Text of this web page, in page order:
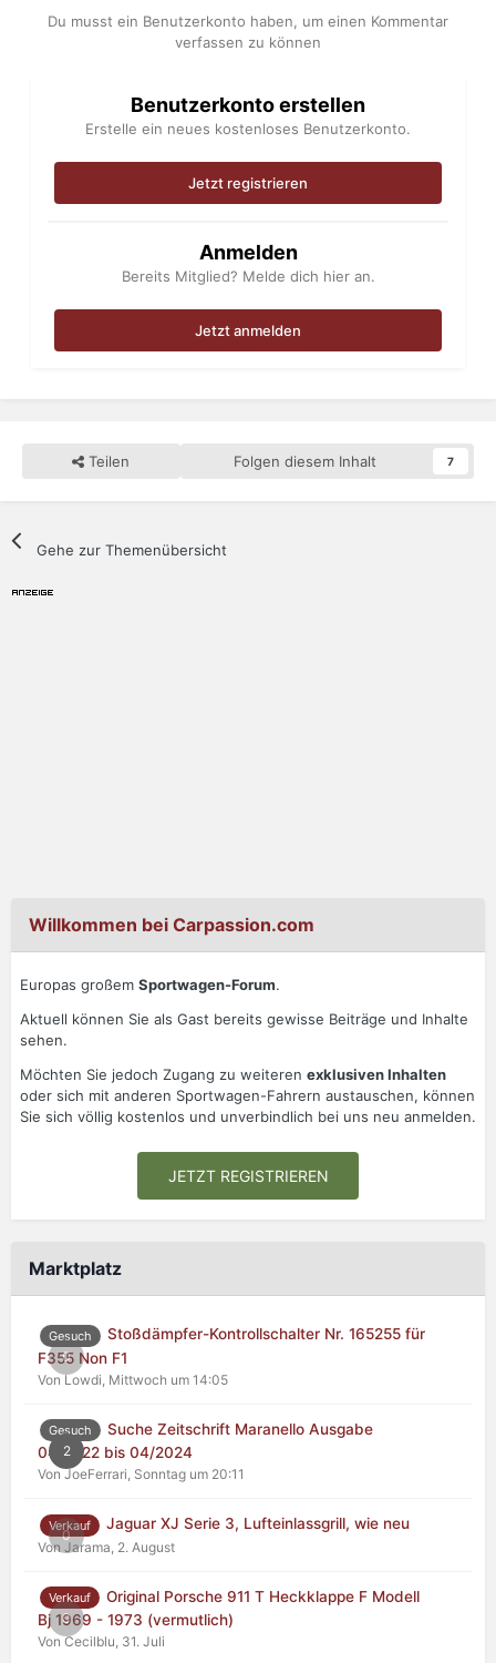
Du musst ein Benutzerkonto haben, um einen Kommentar
verfassen zu können
Benutzerkonto erstellen
Erstelle ein neues kostenloses Benutzerkonto.
Jetzt registrieren
Anmelden
Bereits Mitglied? Melde dich hier an.
Jetzt anmelden
Teilen Folgen diesem Inhalt 7
Gehe zur Themenübersicht
Willkommen bei Carpassion.com
Europas großem Sportwagen-Forum.
Aktuell können Sie als Gast bereits gewisse Beiträge und Inhalte
sehen.
Möchten Sie jedoch Zugang zu weiteren exklusiven Inhalten
oder sich mit anderen Sportwagen-Fahrern austauschen, können
Sie sich völlig kostenlos und unverbindlich bei uns neu anmelden.
JETZT REGISTRIEREN
Marktplatz
0
Gesuch
Stoßdämpfer-Kontrollschalter Nr. 165255 für
F355 Non F1
Von Lowdi, Mittwoch um 14:05
2
Gesuch
Suche Zeitschrift Maranello Ausgabe
04/2022 bis 04/2024
Von JoeFerrari, Sonntag um 20:11
0
Verkauf Jaguar XJ Serie 3, Lufteinlassgrill, wie neu
Von Jarama, 2. August
0
Verkauf
Original Porsche 911 T Heckklappe F Modell
Bj 1969 - 1973 (vermutlich)
Von Cecilblu, 31. Juli